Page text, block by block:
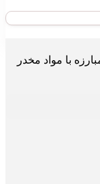
با مواد مخدر